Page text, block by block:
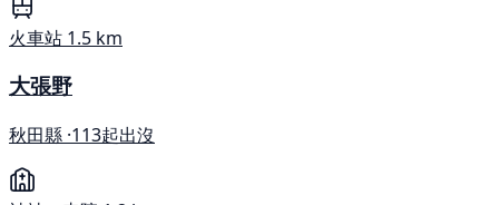
火車站 1.5 km
大張野
秋田縣 ·113起出沒